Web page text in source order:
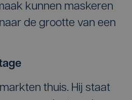
kunnen maskeren
de grootte van een
thuis. Hij staat